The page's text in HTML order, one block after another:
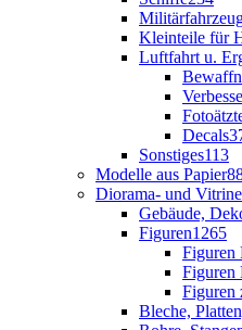
Kleinteile für
Luftfahrt u.
Decals
Sonstiges113
Modelle aus Papier
Diorama- und
Gebäude,
Figuren1265
Figuren
Figuren
Figuren
Bleche,